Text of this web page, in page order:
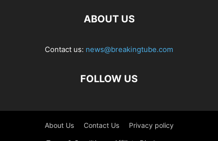
ABOUT US
Contact us: news@breakingtube.com
FOLLOW US
About Us Contact Us Privacy policy